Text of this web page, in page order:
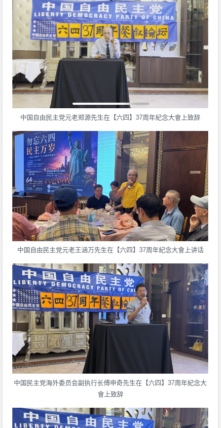
中国自由民主党元老郑源先生在【六四】37周年紀念大會上致辞
中国自由民主党元老王涵万先生在【六四】37周年紀念大會上讲话
中国民主党海外委员会副执行长傅申奇先生在【六四】37周年紀念大
會上致辞